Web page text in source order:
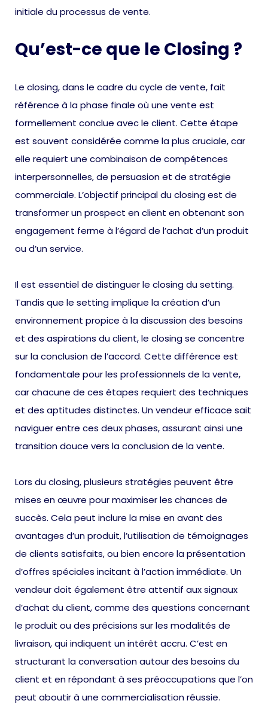
initiale du processus de vente.
Qu’est-ce que le Closing ?
Le closing, dans le cadre du cycle de vente, fait
référence à la phase finale où une vente est
formellement conclue avec le client. Cette étape
est souvent considérée comme la plus cruciale, car
elle requiert une combinaison de compétences
interpersonnelles, de persuasion et de stratégie
commerciale. L’objectif principal du closing est de
transformer un prospect en client en obtenant son
engagement ferme à l’égard de l’achat d’un produit
ou d’un service.
Il est essentiel de distinguer le closing du setting.
Tandis que le setting implique la création d’un
environnement propice à la discussion des besoins
et des aspirations du client, le closing se concentre
sur la conclusion de l’accord. Cette différence est
fondamentale pour les professionnels de la vente,
car chacune de ces étapes requiert des techniques
et des aptitudes distinctes. Un vendeur efficace sait
naviguer entre ces deux phases, assurant ainsi une
transition douce vers la conclusion de la vente.
Lors du closing, plusieurs stratégies peuvent être
mises en œuvre pour maximiser les chances de
succès. Cela peut inclure la mise en avant des
avantages d’un produit, l’utilisation de témoignages
de clients satisfaits, ou bien encore la présentation
d’offres spéciales incitant à l’action immédiate. Un
vendeur doit également être attentif aux signaux
d’achat du client, comme des questions concernant
le produit ou des précisions sur les modalités de
livraison, qui indiquent un intérêt accru. C’est en
structurant la conversation autour des besoins du
client et en répondant à ses préoccupations que l’on
peut aboutir à une commercialisation réussie.